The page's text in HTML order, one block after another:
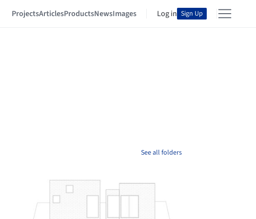
ProjectsArticlesProductsNewsImages Log in Sign Up
See all folders